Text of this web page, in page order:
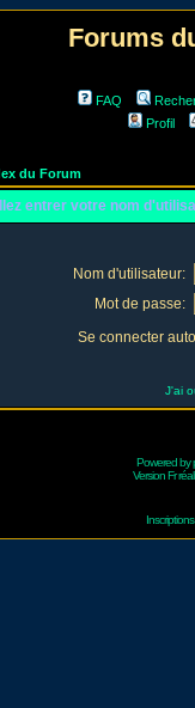
Forums
FAQ
Profil
du Forum
entrer votre nom
Nom d'utilisateur:
Mot de passe:
Se connecter
J'ai
Powered by
Version Fr